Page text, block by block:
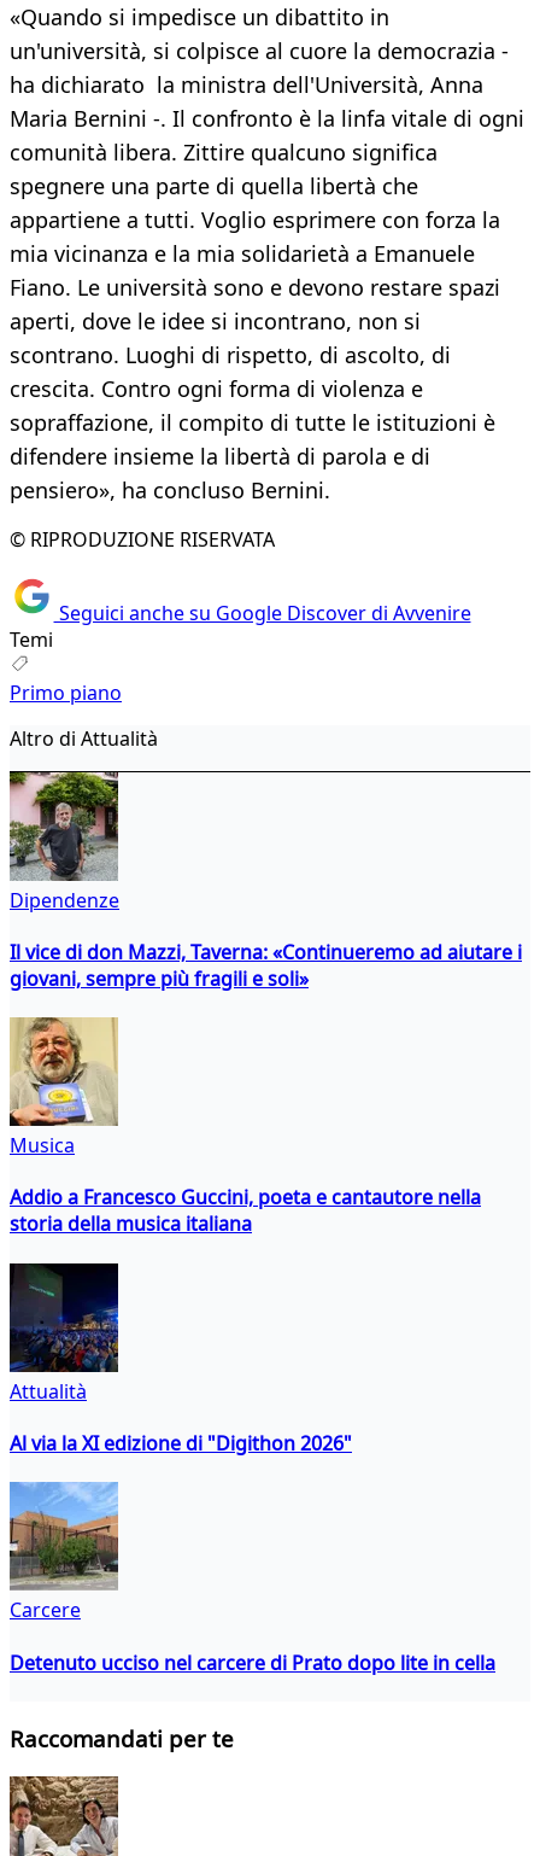
«Quando si impedisce un dibattito in
un'università, si colpisce al cuore la democrazia -
ha dichiarato la ministra dell'Università, Anna
Maria Bernini -. Il confronto è la linfa vitale di ogni
comunità libera. Zittire qualcuno significa
spegnere una parte di quella libertà che
appartiene a tutti. Voglio esprimere con forza la
mia vicinanza e la mia solidarietà a Emanuele
Fiano. Le università sono e devono restare spazi
aperti, dove le idee si incontrano, non si
scontrano. Luoghi di rispetto, di ascolto, di
crescita. Contro ogni forma di violenza e
sopraffazione, il compito di tutte le istituzioni è
difendere insieme la libertà di parola e di
pensiero», ha concluso Bernini.
© RIPRODUZIONE RISERVATA
Seguici anche su Google Discover di Avvenire
Temi
Primo piano
Altro di Attualità
Dipendenze
Il vice di don Mazzi, Taverna: «Continueremo ad aiutare i
giovani, sempre più fragili e soli»
Musica
Addio a Francesco Guccini, poeta e cantautore nella
storia della musica italiana
Attualità
Al via la XI edizione di "Digithon 2026"
Carcere
Detenuto ucciso nel carcere di Prato dopo lite in cella
Raccomandati per te